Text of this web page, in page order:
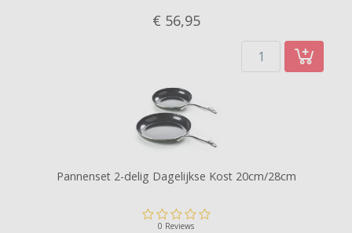
€ 56,95
Pannenset 2-delig Dagelijkse Kost 20cm/28cm
0 Reviews